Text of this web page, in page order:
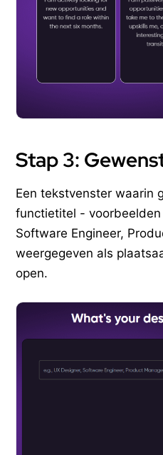
Stap 3:
Een tekstvenster waarin
functietitel - voorbeelden
Software Engineer,
weergegeven als
open.